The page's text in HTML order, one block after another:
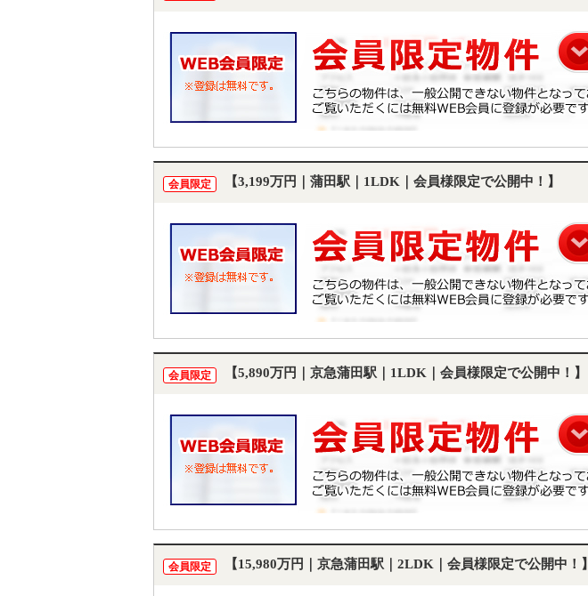
会員限定 【3,199万円｜蒲田駅｜1LDK｜会員様限定で公開中！】
会員限定 【5,890万円｜京急蒲田駅｜1LDK｜会員様限定で公開中！】
会員限定 【15,980万円｜京急蒲田駅｜2LDK｜会員様限定で公開中！】